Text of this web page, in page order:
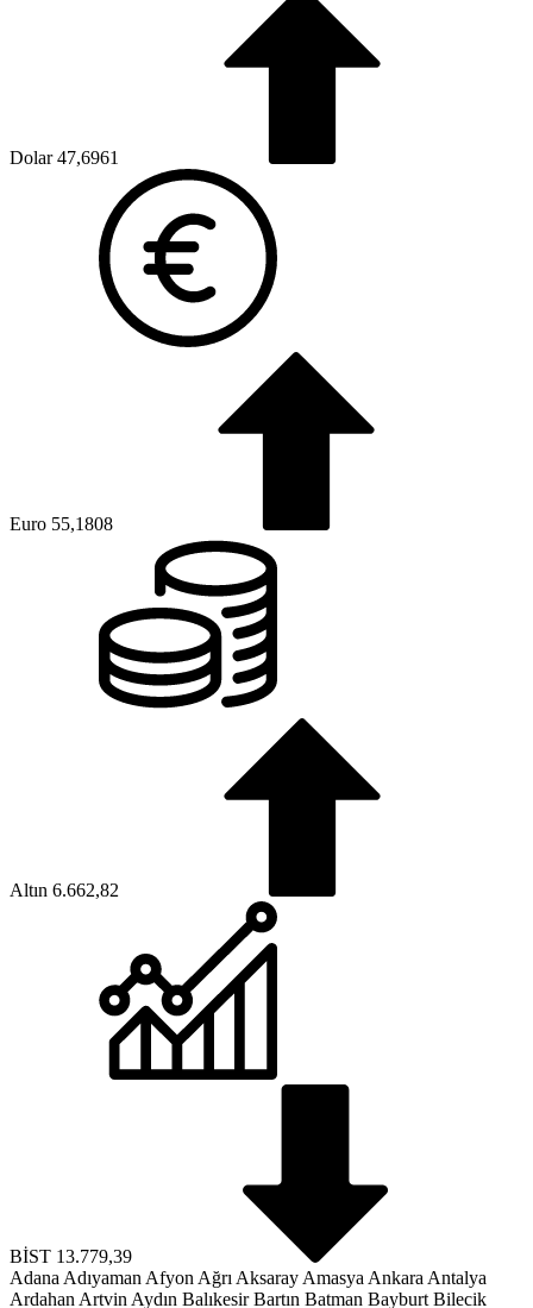
Dolar 47,6961
Euro 55,1808
Altın 6.662,82
BİST 13.779,39
Adana Adıyaman Afyon Ağrı Aksaray Amasya Ankara Antalya
Ardahan Artvin Aydın Balıkesir Bartın Batman Bayburt Bilecik